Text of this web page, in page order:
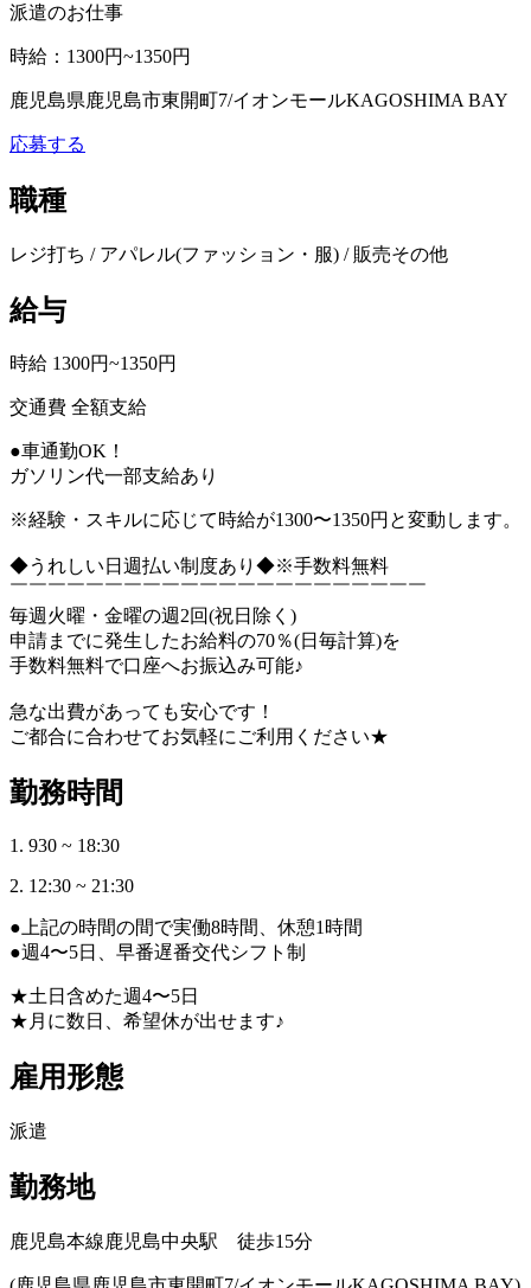
派遣のお仕事
時給 ： 1300円~1350円
鹿児島県鹿児島市東開町7/イオンモールKAGOSHIMA BAY
応募する
職種
レジ打ち / アパレル(ファッション・服) / 販売その他
給与
時給 1300円~1350円
交通費 全額支給
●車通勤OK！
ガソリン代一部支給あり
※経験・スキルに応じて時給が1300〜1350円と変動します。
◆うれしい日週払い制度あり◆※手数料無料
￣￣￣￣￣￣￣￣￣￣￣￣￣￣￣￣￣￣￣￣￣￣
毎週火曜・金曜の週2回(祝日除く)
申請までに発生したお給料の70％(日毎計算)を
手数料無料で口座へお振込み可能♪
急な出費があっても安心です！
ご都合に合わせてお気軽にご利用ください★
勤務時間
1. 930 ~ 18:30
2. 12:30 ~ 21:30
●上記の時間の間で実働8時間、休憩1時間
●週4〜5日、早番遅番交代シフト制
★土日含めた週4〜5日
★月に数日、希望休が出せます♪
雇用形態
派遣
勤務地
鹿児島本線鹿児島中央駅 徒歩15分